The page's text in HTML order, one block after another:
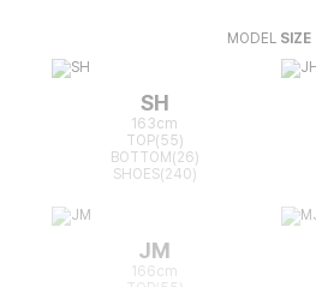
MODEL SIZE
SH
163cm
TOP(55)
BOTTOM(26)
SHOES(240)
JM
166cm